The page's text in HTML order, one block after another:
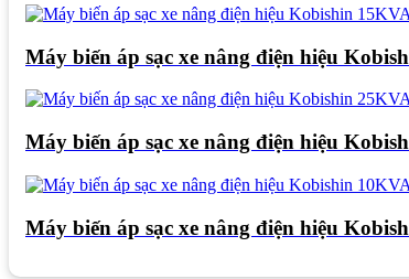
Máy biến áp sạc xe nâng điện hiệu
Máy biến áp sạc xe nâng điện hiệu
Máy biến áp sạc xe nâng điện hiệu